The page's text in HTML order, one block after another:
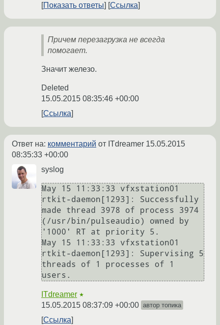
Показать ответы Ссылка
Причем перезагрузка не всегда
помогает.
Значит железо.
Deleted
15.05.2015 08:35:46 +00:00
Ссылка
Ответ на: комментарий от ITdreamer 15.05.2015
08:35:33 +00:00
syslog
May 15 11:33:33 vfxstation01
rtkit-daemon[1293]: Successfully
made thread 3978 of process 3974
(/usr/bin/pulseaudio) owned by
'1000' RT at priority 5.
May 15 11:33:33 vfxstation01
rtkit-daemon[1293]: Supervising 5
threads of 1 processes of 1
ITdreamer ★
15.05.2015 08:37:09 +00:00 автор топика
Ссылка